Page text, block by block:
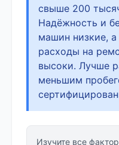
свыше 200
Надёжность и
машин низкие,
расходы на
высоки. Лучше
меньшим
Изучите все